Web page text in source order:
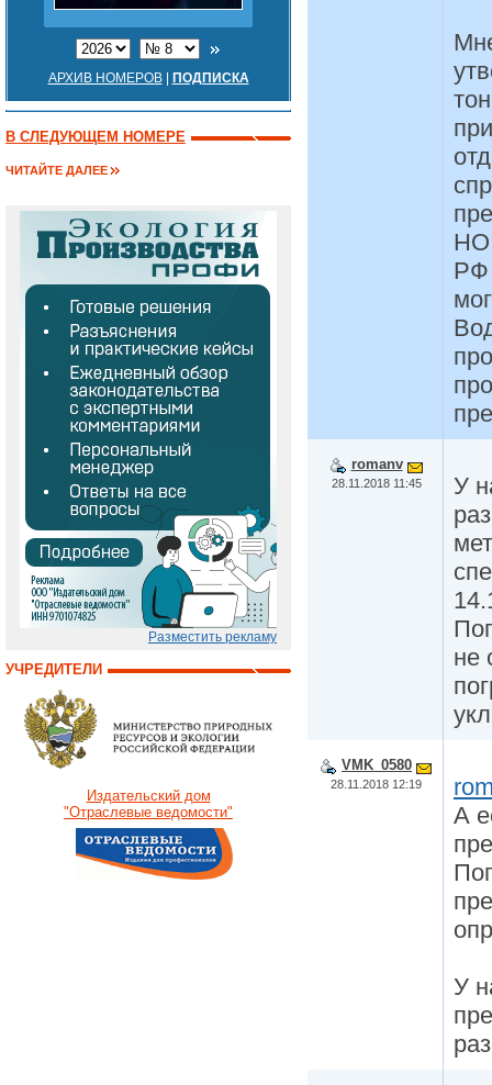
АРХИВ НОМЕРОВ| ПОДПИСКА
В СЛЕДУЮЩЕМ НОМЕРЕ
ЧИТАЙТЕ ДАЛЕЕ
Разместить рекламу
УЧРЕДИТЕЛИ
Издательский дом
"Отраслевые ведомости"
РФ
romanv
28.11.2018 11:45
У
не
VMK_0580
28.11.2018 12:19
А
У